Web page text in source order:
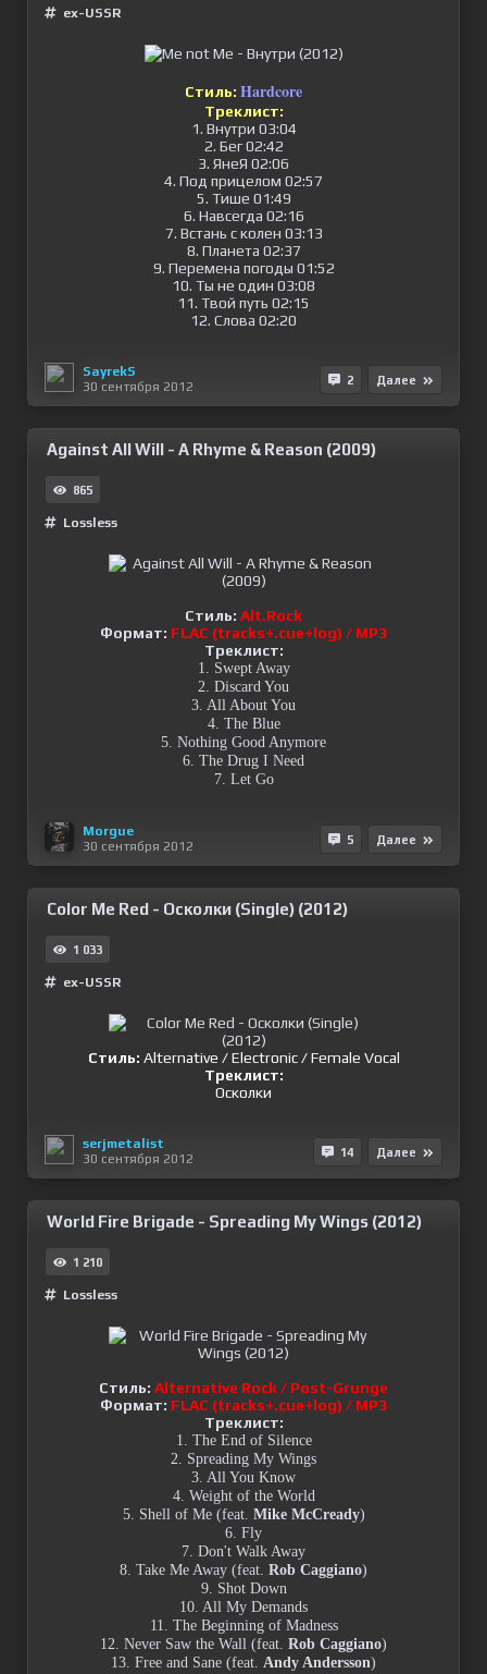
ex-USSR
Стиль: Hardcore
Треклист:
1. Внутри 03:04
2. Бег 02:42
3. ЯнеЯ 02:06
4. Под прицелом 02:57
5. Тише 01:49
6. Навсегда 02:16
7. Встань с колен 03:13
8. Планета 02:37
9. Перемена погоды 01:52
10. Ты не один 03:08
11. Твой путь 02:15
12. Слова 02:20
SayrekS
30 сентября 2012
2 Далее
Against All Will - A Rhyme & Reason (2009)
865
Lossless
Стиль: Alt.Rock
Формат: FLAC (tracks+.cue+log) / MP3
Треклист:
1. Swept Away
2. Discard You
3. All About You
4. The Blue
5. Nothing Good Anymore
6. The Drug I Need
7. Let Go
Morgue
30 сентября 2012
5 Далее
Color Me Red - Осколки (Single) (2012)
1 033
ex-USSR
Стиль: Alternative / Electronic / Female Vocal
Треклист:
Осколки
serjmetalist
30 сентября 2012
14 Далее
World Fire Brigade - Spreading My Wings (2012)
1 210
Lossless
Стиль: Alternative Rock / Post-Grunge
Формат: FLAC (tracks+.cue+log) / MP3
Треклист:
1. The End of Silence
2. Spreading My Wings
3. All You Know
4. Weight of the World
5. Shell of Me (feat. Mike McCready)
6. Fly
7. Don't Walk Away
8. Take Me Away (feat. Rob Caggiano)
9. Shot Down
10. All My Demands
11. The Beginning of Madness
12. Never Saw the Wall (feat. Rob Caggiano)
13. Free and Sane (feat. Andy Andersson)